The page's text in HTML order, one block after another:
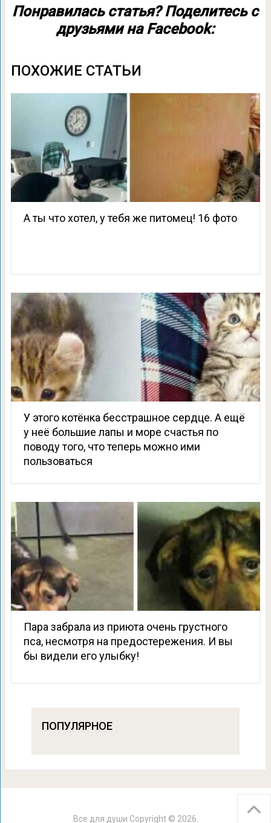
Понравилась статья? Поделитесь с
друзьями на Facebook:
ПОХОЖИЕ СТАТЬИ
А ты что хотел, у тебя же питомец! 16 фото
У этого котёнка бесстрашное сердце. А ещё
у неё большие лапы и море счастья по
поводу того, что теперь можно ими
пользоваться
Пара забрала из приюта очень грустного
пса, несмотря на предостережения. И вы
бы видели его улыбку!
ПОПУЛЯРНОЕ
Все для души Copyright © 2026.